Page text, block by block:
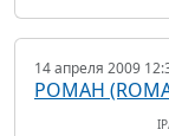
14 апреля 2009
РОМАН